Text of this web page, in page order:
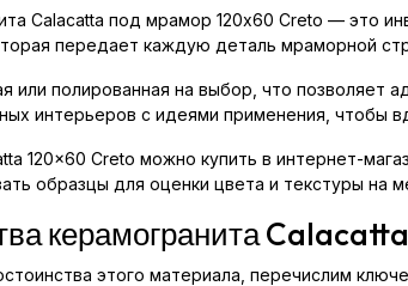
Calacatta под мрамор 120x60 Creto — это
передает каждую деталь мраморной
или полированная на выбор, что позволяет
интерьеров с идеями применения, чтобы
120x60 Creto можно купить в интернет-
образцы для оценки цвета и текстуры на
керамогранита
этого материала, перечислим